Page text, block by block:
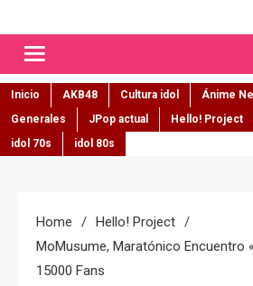
Inicio AKB48 Cultura idol Ánime
Generales
JPop actual Hello! Project
idol 70s
idol 80s
Home
Hello! Project
MoMusume, Maratónico Encuentro
15000 Fans